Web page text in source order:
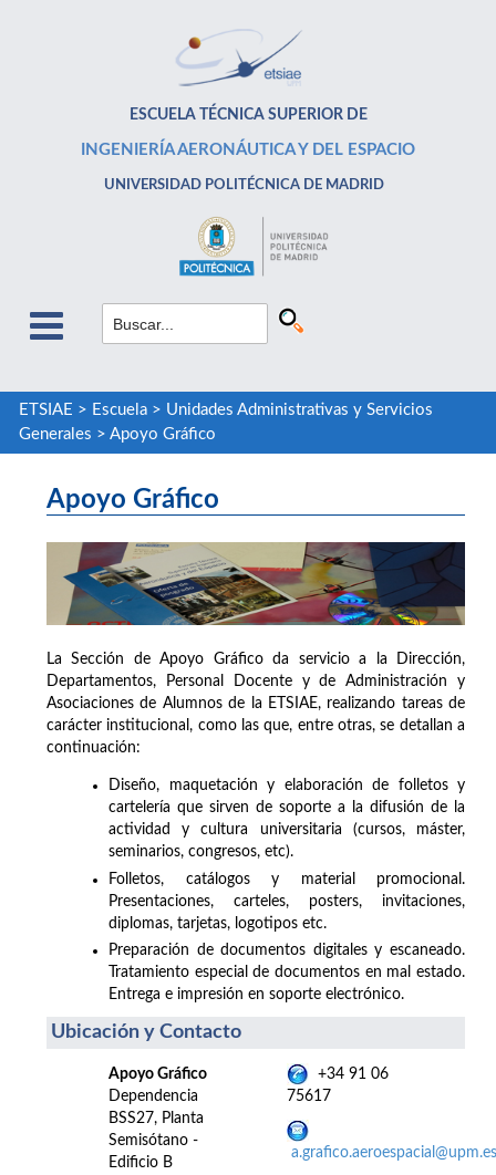
ESCUELA TÉCNICA SUPERIOR DE
INGENIERÍA AERONÁUTICA Y DEL ESPACIO
UNIVERSIDAD POLITÉCNICA DE MADRID
ETSIAE > Escuela> Unidades Administrativas y Servicios
Generales > Apoyo Gráfico
Apoyo Gráfico
La Sección de Apoyo Gráfico da servicio a la Dirección,
Departamentos, Personal Docente y de Administración y
Asociaciones de Alumnos de la ETSIAE, realizando tareas de
carácter institucional, como las que, entre otras, se detallan a
continuación:
Diseño, maquetación y elaboración de folletos y
cartelería que sirven de soporte a la difusión de la
actividad y cultura universitaria (cursos, máster,
seminarios, congresos, etc).
Folletos, catálogos y material promocional.
Presentaciones, carteles, posters, invitaciones,
diplomas, tarjetas, logotipos etc.
Preparación de documentos digitales y escaneado.
Tratamiento especial de documentos en mal estado.
Entrega e impresión en soporte electrónico.
Ubicación y Contacto
Apoyo Gráfico
Dependencia
BSS27, Planta
Semisótano -
Edificio B
+34 91 06
75617
a.grafico.aeroespacial@upm.es